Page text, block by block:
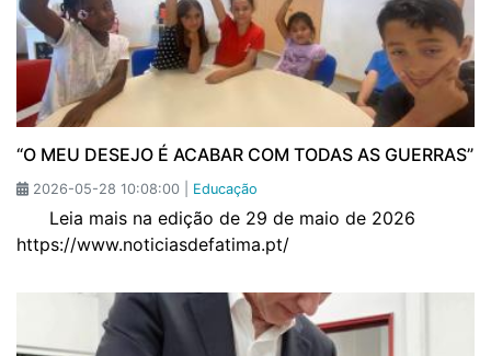
“O MEU DESEJO É ACABAR COM TODAS AS GUERRAS”
2026-05-28 10:08:00 | Educação
Leia mais na edição de 29 de maio de 2026
https://www.noticiasdefatima.pt/